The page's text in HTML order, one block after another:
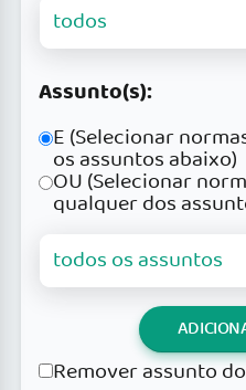
Assunto(s):
E (Selecionar
os assuntos abaixo)
OU (Selecionar
qualquer dos
Remover assunto